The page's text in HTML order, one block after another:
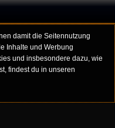
damit die Seitennutzung
Inhalte und Werbung
und insbesondere dazu, wie
findest du in unseren